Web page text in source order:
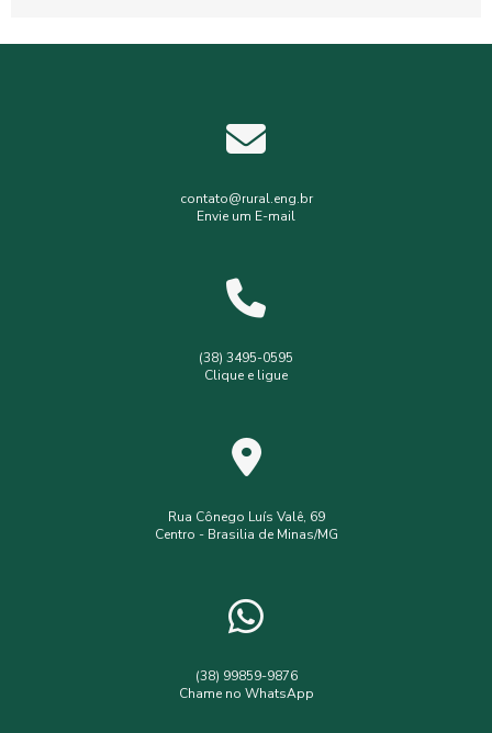
Gerenciamento de resíduos hospitalares
Gerenciamento de resíduos sólidos
Levantamento planialtimétrico cadastral
Levantamento topográfico com drone
analise de solo interpretação
assistência técnica
empresa de assistência técnica e extensão rural
empresa de engenharia ambiental
contato@rural.eng.br
Envie um E-mail
(38) 3495-0595
Clique e ligue
Rua Cônego Luís Valê, 69
Centro - Brasilia de Minas/MG
(38) 99859-9876
Chame no WhatsApp